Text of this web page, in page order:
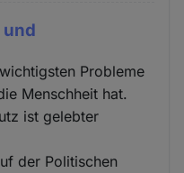
und
Probleme
Menschheit hat.
ist gelebter
der Politischen